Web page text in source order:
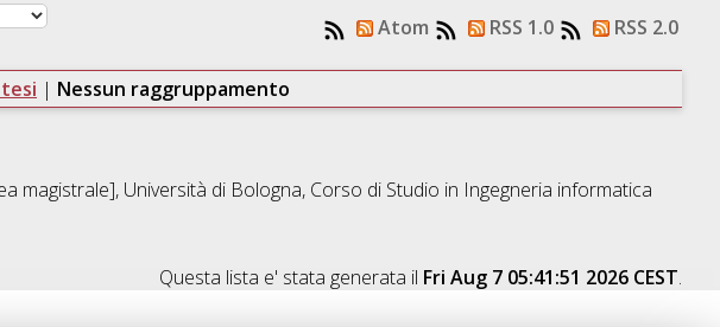
Atom RSS 1.0 RSS 2.0
| Nessun raggruppamento
magistrale], Università di Bologna, Corso di Studio in Ingegneria informatica
Questa lista e' stata generata il Fri Aug 7 05:41:51 2026 CEST.